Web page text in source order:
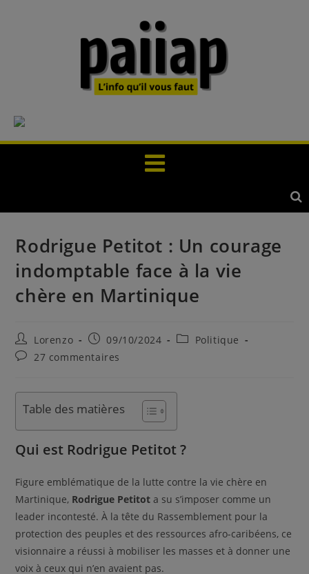
Rodrigue Petitot : Un courage
indomptable face à la vie
chère en Martinique
Lorenzo 09/10/2024
Politique
27 commentaires
Table des matières
Qui est Rodrigue Petitot ?
Figure emblématique de la lutte contre la vie chère en
Martinique, Rodrigue Petitot a su s’imposer comme un
leader incontesté. À la tête du Rassemblement pour la
protection des peuples et des ressources afro-caribéens, ce
visionnaire a réussi à mobiliser les masses et à donner une
voix à ceux qui n’en avaient pas.